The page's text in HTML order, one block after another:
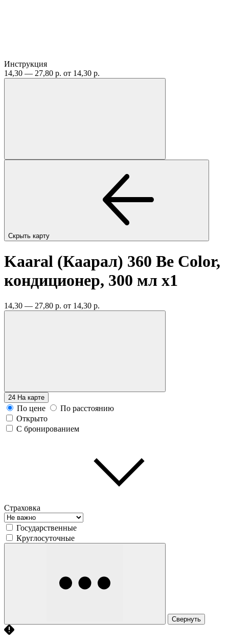
Инструкция
14,30 — 27,80 р. от 14,30 р.
Скрыть карту
Kaaral (Каарал) 360 Be Color,
кондиционер, 300 мл x1
14,30 — 27,80 р. от 14,30 р.
24 На карте
По цене
По расстоянию
Открыто
С бронированием
Страховка
Государственные
Круглосуточные
Свернуть